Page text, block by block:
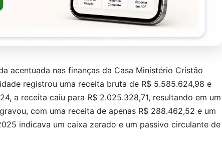
acentuada nas finanças da Casa Ministério Cristão
registrou uma receita bruta de R$ 5.585.624,98 e
a receita caiu para R$ 2.025.328,71, resultando em um
com uma receita de apenas R$ 288.462,52 e um
indicava um caixa zerado e um passivo circulante de